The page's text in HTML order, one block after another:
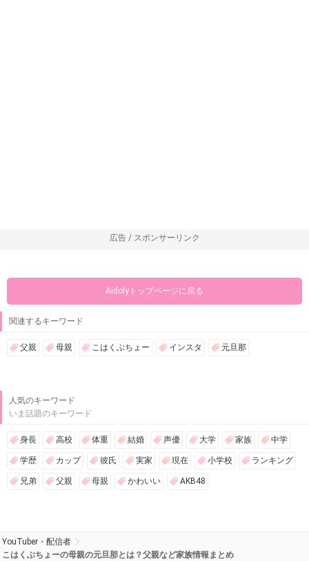
広告 / スポンサーリンク
Aidolyトップページに戻る
関連するキーワード
父親 母親 こはくぶちょー インスタ 元旦那
人気のキーワード
いま話題のキーワード
身長 高校 体重 結婚 声優 大学 家族 中学
学歴 カップ 彼氏 実家 現在 小学校 ランキング
兄弟 父親 母親 かわいい AKB48
YouTuber・配信者
こはくぶちょーの母親の元旦那とは？父親など家族情報まとめ